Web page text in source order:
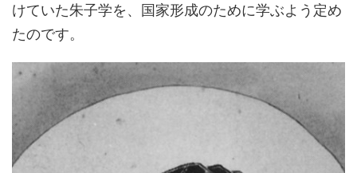
けていた朱子学を、国家形成のために学ぶよう定め
たのです。